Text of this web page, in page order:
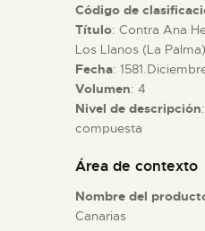
█
EL MUSEO
DIDÁCTICA
Código de
Título: Contra Ana
Los Llanos (La
Fecha:
Volumen: 4
Nivel de descripción
compuesta
Área de contexto
Nombre del
Canarias